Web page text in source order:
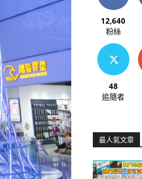
12,640
粉絲
48
追隨者
最人氣文章